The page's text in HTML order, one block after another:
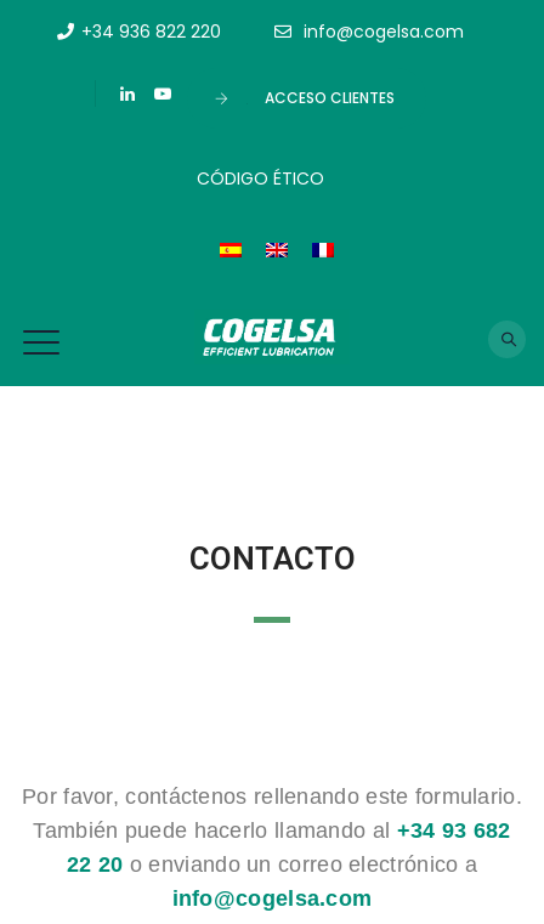
+34 936 822 220 info@cogelsa.com
ACCESO CLIENTES
CÓDIGO ÉTICO
CONTACTO
Por favor, contáctenos rellenando este formulario.
También puede hacerlo llamando al +34 93 682
22 20 o enviando un correo electrónico a
info@cogelsa.com